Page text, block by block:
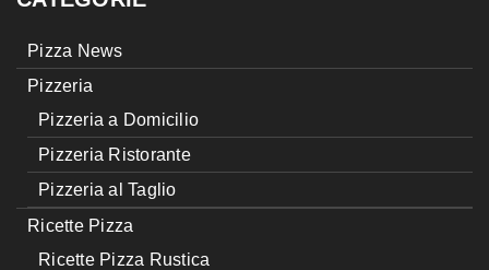
Pizza News
Pizzeria
Pizzeria a Domicilio
Pizzeria Ristorante
Pizzeria al Taglio
Ricette Pizza
Ricette Pizza Rustica